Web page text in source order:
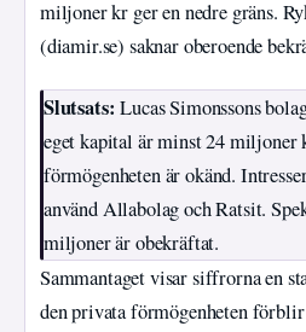
miljoner kr ger en nedre gräns.
(diamir.se) saknar oberoende
Slutsats: Lucas Simonssons
eget kapital är minst 24 miljoner
förmögenheten är okänd.
använd Allabolag och Ratsit.
miljoner är obekräftat.
Sammantaget visar siffrorna en
den privata förmögenheten förblir